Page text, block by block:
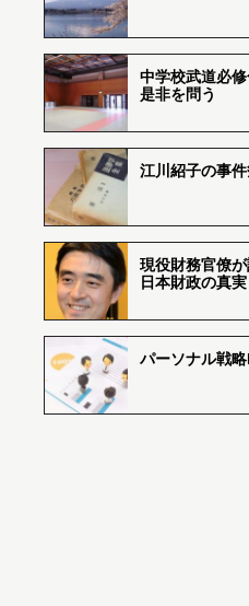
中学校武道必
是非を問う
江川紹子の事
現役財務官僚
日本財政の真実
パーソナル戦